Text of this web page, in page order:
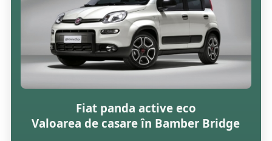
Fiat panda active eco
Valoarea de casare în Bamber Bridge